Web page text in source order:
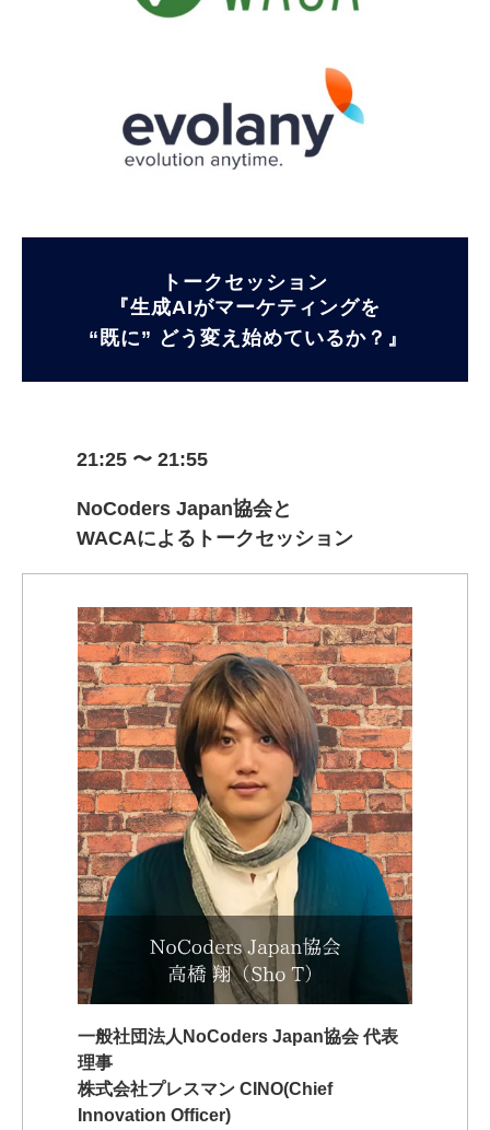
トークセッション
『生成AIがマーケティングを
“既に” どう変え始めているか？』
21:25 〜 21:55
NoCoders Japan協会と
WACAによるトークセッション
一般社団法人NoCoders Japan協会 代表
理事
株式会社プレスマン CINO(Chief
Innovation Officer)